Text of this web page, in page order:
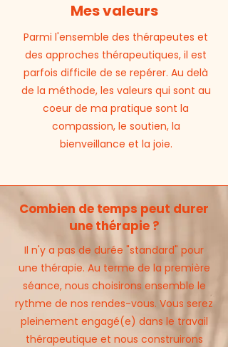
Mes valeurs
Parmi l'ensemble des thérapeutes et
des approches thérapeutiques, il est
parfois difficile de se repérer. Au delà
de la méthode, les valeurs qui sont au
coeur de ma pratique sont la
compassion, le soutien, la
bienveillance et la joie.
Combien de temps peut durer
une thérapie ?
Il n'y a pas de durée "standard" pour
une thérapie. Au terme de la première
séance, nous choisirons ensemble le
rythme de nos rendes-vous. Vous serez
pleinement engagé(e) dans le travail
thérapeutique et nous construirons